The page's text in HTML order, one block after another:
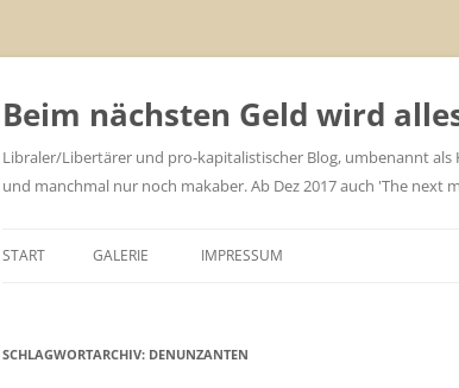
Zum
springen
Beim nächsten Geld wird
Libraler/Libertärer und pro-kapitalistischer Blog, umbenannt als
und manchmal nur noch makaber. Ab Dez 2017 auch 'The
START GALERIE IMPRESSUM
SCHLAGWORTARCHIV: DENUNZANTEN